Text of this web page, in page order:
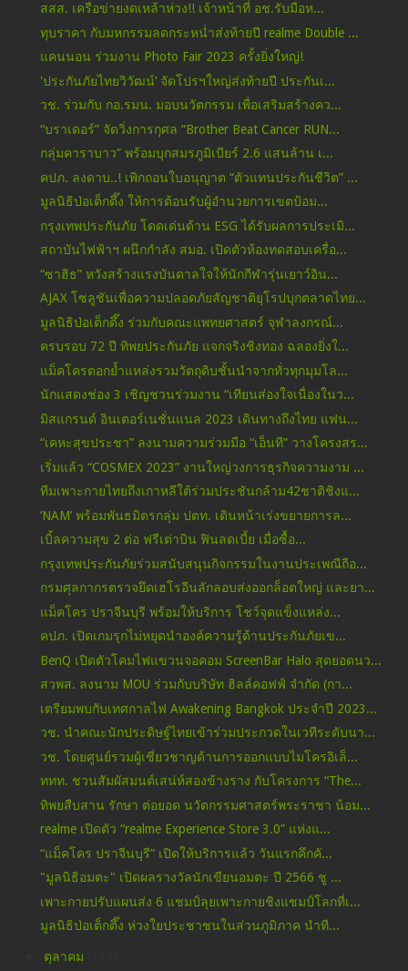
สสส. เครือข่ายงดเหล้าห่วง!! เจ้าหน้าที่ อช.รับมือห...
ทุบราคา กับมหกรรมลดกระหน่ำส่งท้ายปี realme Double ...
แคนนอน ร่วมงาน Photo Fair 2023 ครั้งยิ่งใหญ่!
'ประกันภัยไทยวิวัฒน์’ จัดโปรฯใหญ่ส่งท้ายปี ประกันเ...
วช. ร่วมกับ กอ.รมน. มอบนวัตกรรม เพื่อเสริมสร้างคว...
“บราเดอร์” จัดวิ่งการกุศล “Brother Beat Cancer RUN...
กลุ่มคาราบาว” พร้อมบุกสมรภูมิเบียร์ 2.6 แสนล้าน เ...
คปภ. ลงดาบ..! เพิกถอนใบอนุญาต “ตัวแทนประกันชีวิต” ...
มูลนิธิป่อเต็กตึ๊ง ให้การต้อนรับผู้อำนวยการเขตป้อม...
กรุงเทพประกันภัย โดดเด่นด้าน ESG ได้รับผลการประเมิ...
สถาบันไฟฟ้าฯ ผนึกกำลัง สมอ. เปิดตัวห้องทดสอบเครื่อ...
“ซาฮิธ” หวังสร้างแรงบันดาลใจให้นักกีฬารุ่นเยาว์อิน...
AJAX โซลูชันเพื่อความปลอดภัยสัญชาติยุโรปบุกตลาดไทย...
มูลนิธิป่อเต็กตึ๊ง ร่วมกับคณะแพทยศาสตร์ จุฬาลงกรณ์...
ครบรอบ 72 ปี ทิพยประกันภัย แจกจริงชิงทอง ฉลองยิ่งใ...
แม็คโครตอกย้ำแหล่งรวมวัตถุดิบชั้นนำจากทั่วทุกมุมโล...
นักแสดงช่อง 3 เชิญชวนร่วมงาน “เทียนส่องใจเนื่องในว...
มิสแกรนด์ อินเตอร์เนชั่นแนล 2023 เดินทางถึงไทย แฟน...
“เคหะสุขประชา” ลงนามความร่วมมือ “เอ็นที” วางโครงสร...
เริ่มแล้ว “COSMEX 2023” งานใหญ่วงการธุรกิจความงาม ...
ทีมเพาะกายไทยถึงเกาหลีใต้ร่วมประชันกล้าม42ชาติชิงแ...
‘NAM’ พร้อมพันธมิตรกลุ่ม ปตท. เดินหน้าเร่งขยายการล...
เบิ้ลความสุข 2 ต่อ ฟรีเต่าบิน ฟินลดเบี้ย เมื่อซื้อ...
กรุงเทพประกันภัยร่วมสนับสนุนกิจกรรมในงานประเพณีถือ...
กรมศุลกากรตรวจยึดเฮโรอีนลักลอบส่งออกล็อตใหญ่ และยา...
แม็คโคร ปราจีนบุรี พร้อมให้บริการ โชว์จุดแข็งแหล่ง...
คปภ. เปิดเกมรุกไม่หยุดนำองค์ความรู้ด้านประกันภัยเข...
BenQ เปิดตัวโคมไฟแขวนจอคอม ScreenBar Halo สุดยอดนว...
สวพส. ลงนาม MOU ร่วมกับบริษัท ฮิลล์คอฟฟ์ จำกัด (กา...
เตรียมพบกับเทศกาลไฟ Awakening Bangkok ประจำปี 2023...
วช. นำคณะนักประดิษฐ์ไทยเข้าร่วมประกวดในเวทีระดับนา...
วช. โดยศูนย์รวมผู้เชี่ยวชาญด้านการออกแบบไมโครอิเล็...
ททท. ชวนสัมผัสมนต์เสน่ห์สองข้างราง กับโครงการ “The...
ทิพยสืบสาน รักษา ต่อยอด นวัตกรรมศาสตร์พระราชา น้อม...
realme เปิดตัว “realme Experience Store 3.0” แห่งแ...
“แม็คโคร ปราจีนบุรี” เปิดให้บริการแล้ว วันแรกคึกคั...
"มูลนิธิอมตะ" เปิดผลรางวัลนักเขียนอมตะ ปี 2566 ชู ...
เพาะกายปรับแผนส่ง 6 แชมป์ลุยเพาะกายชิงแชมป์โลกที่เ...
มูลนิธิป่อเต็กตึ๊ง ห่วงใยประชาชนในส่วนภูมิภาค นำที...
ตุลาคม